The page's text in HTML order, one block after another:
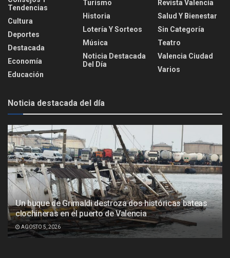
Tendencias
Cultura
Deportes
Destacada
Economía
Educación
Turismo
Historia
Lotería Y Sorteos
Música
Noticia Destacada
Del Día
Revista Valencia
Salud Y Bienestar
Sin Categoría
Teatro
Valencia Ciudad
Varios
Noticia destacada del día
Un buque de Grimaldi destroza dos históricas bateas
clochineras en el puerto de Valencia
AGOSTO 5, 2026